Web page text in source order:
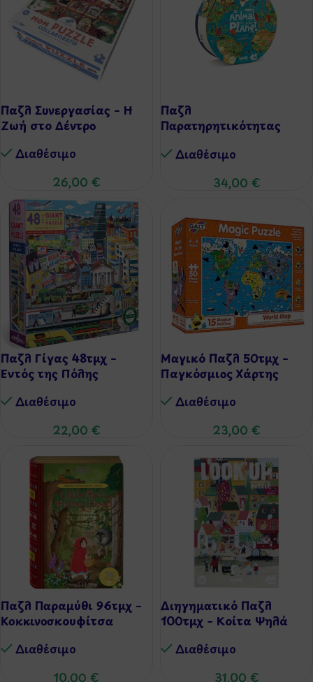
Παζλ Συνεργασίας – Η
Ζωή στο Δέντρο
Διαθέσιμo
26,00 €
Παζλ
Παρατηρητικότητας
Διαθέσιμo
34,00 €
Παζλ Γίγας 48τμχ –
Εντός της Πόλης
Διαθέσιμo
22,00 €
Μαγικό Παζλ 50τμχ –
Παγκόσμιος Χάρτης
Διαθέσιμo
23,00 €
Παζλ Παραμύθι 96τμχ –
Κοκκινοσκουφίτσα
Διαθέσιμo
10,00 €
Διηγηματικό Παζλ
100τμχ – Κοίτα Ψηλά
Διαθέσιμo
31,00 €